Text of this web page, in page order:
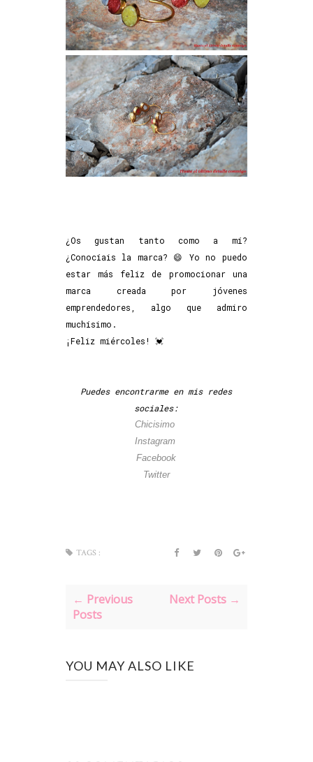
¿Os gustan tanto como a mí?
¿Conocíais la marca? 😄 Yo no puedo
estar más feliz de promocionar una
marca creada por jóvenes
emprendedores, algo que admiro
muchísimo.
¡Feliz miércoles! 💓
Puedes encontrarme en mis redes
sociales:
Chicisimo
Instagram
Facebook
Twitter
TAGS :
← Previous
Posts
Next Posts →
YOU MAY ALSO LIKE